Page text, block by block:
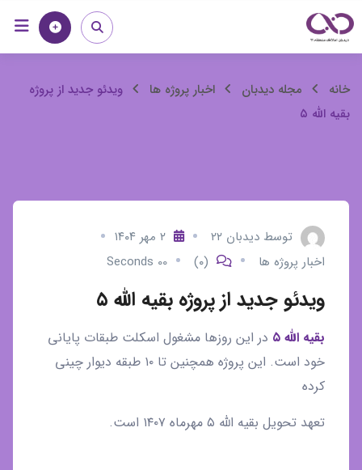
پرش
به
محتوا
خانه
ویدئو
جدید
پروژه
بقیه
الله
خانه مجله دیدبان اخبار پروژه ها
ویدئو جدید از پروژه
بقیه الله ۵
توسط دیدبان ۲۲
۲ مهر ۱۴۰۴
اخبار پروژه ها
(۰) 00 Seconds
ویدئو جدید از پروژه بقیه الله ۵
بقیه الله ۵
در این روزها مشغول اسکلت طبقات پایانی
خود است. این پروژه همچنین تا ۱۰ طبقه دیوار چینی
کرده
تعهد تحویل بقیه الله ۵ مهرماه ۱۴۰۷ است.